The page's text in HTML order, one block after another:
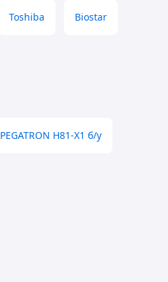
Toshiba Biostar
PEGATRON H81-X1 б/у